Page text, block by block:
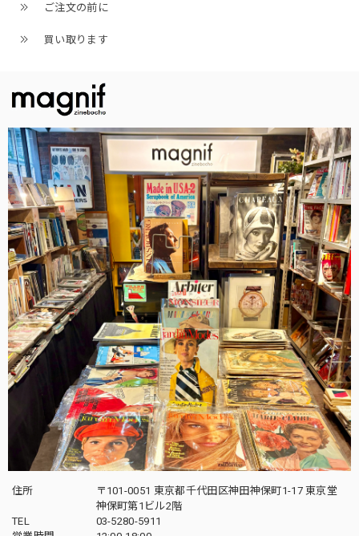
ご注文の前に
買い取ります
住所
〒101-0051 東京都千代田区神田神保町1-17 東京堂
神保町第1ビル2階
TEL
03-5280-5911